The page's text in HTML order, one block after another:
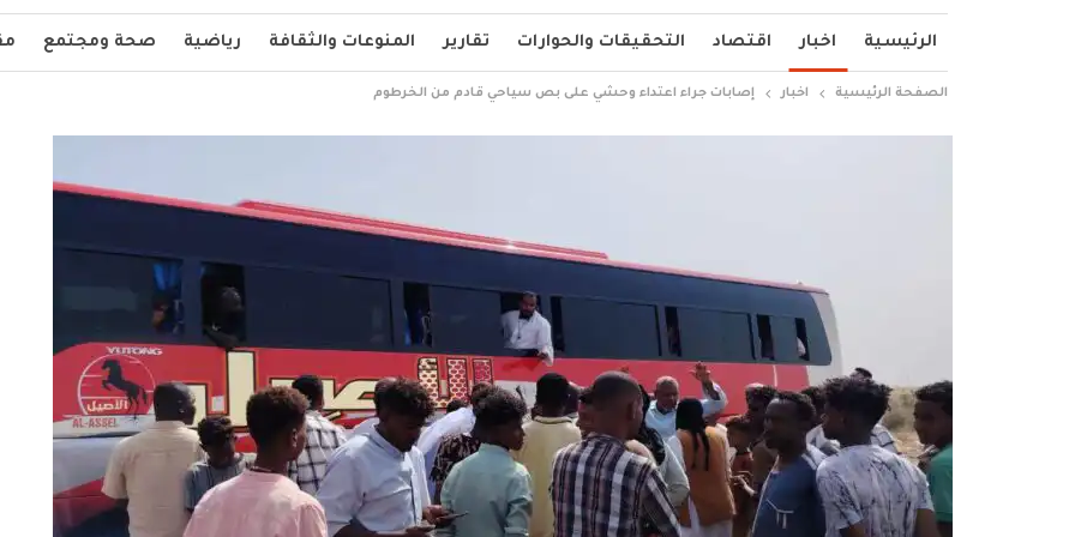
الرئيسية اخبار اقتصاد التحقيقات والحوارات تقارير المنوعات والثقافة رياضية صحة ومجتمع
الصفحة الرئيسية اخبار إصابات جراء اعتداء وحشي على بص سياحي قادم من الخرطوم